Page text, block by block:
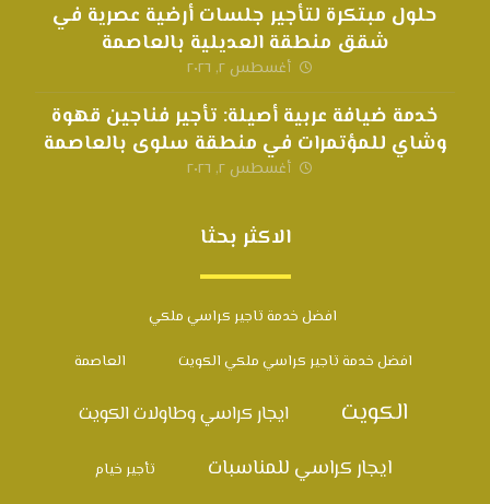
حلول مبتكرة لتأجير جلسات أرضية عصرية في
شقق منطقة العديلية بالعاصمة
أغسطس ٢, ٢٠٢٦
خدمة ضيافة عربية أصيلة: تأجير فناجين قهوة
وشاي للمؤتمرات في منطقة سلوى بالعاصمة
أغسطس ٢, ٢٠٢٦
الاكثر بحثا
افضل خدمة تاجير كراسي ملكي
افضل خدمة تاجير كراسي ملكي الكويت العاصمة
الكويت ايجار كراسي وطاولات الكويت
ايجار كراسي للمناسبات تأجير خيام